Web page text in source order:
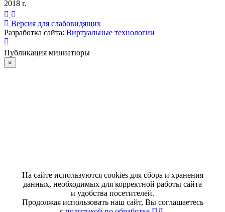
2018 г.
Версия для слабовидящих
Разработка сайта: Виртуальные технологии
Публикация миниатюры
×
На сайте используются cookies для сбора и хранения
данных, необходимых для корректной работы сайта
и удобства посетителей.
Продолжая использовать наш сайт, Вы соглашаетесь